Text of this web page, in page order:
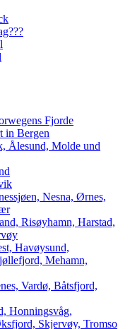
Fjorde
in Bergen
Ålesund, Molde und
Nesna, Ørnes,
Risøyhamn, Harstad,
Havøysund,
Mehamn,
Vardø, Båtsfjord,
Honningsvåg,
Skjervøy, Tromso